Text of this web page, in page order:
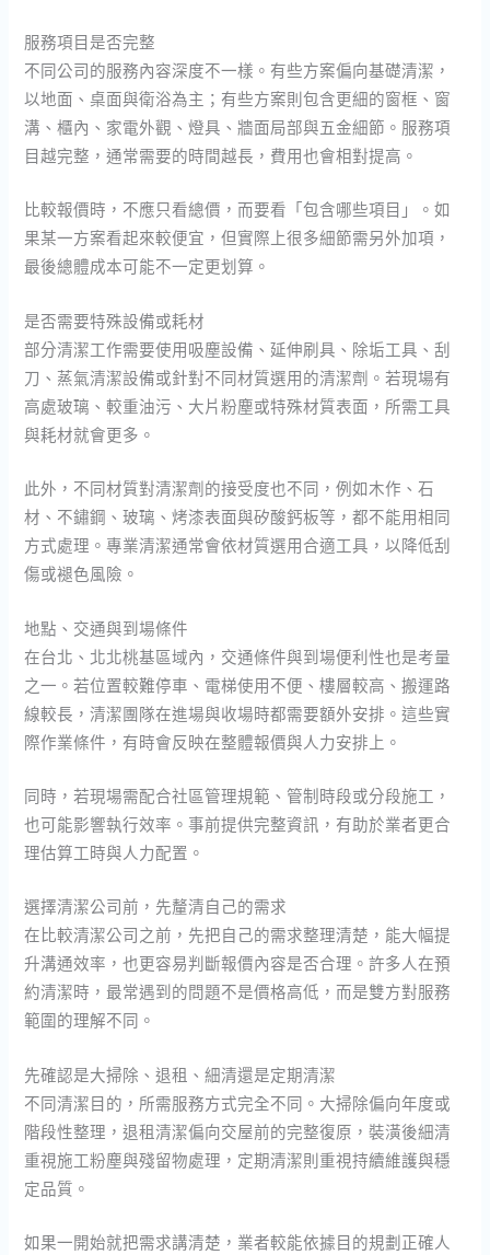
服務項目是否完整
不同公司的服務內容深度不一樣。有些方案偏向基礎清潔，
以地面、桌面與衛浴為主；有些方案則包含更細的窗框、窗
溝、櫃內、家電外觀、燈具、牆面局部與五金細節。服務項
目越完整，通常需要的時間越長，費用也會相對提高。
比較報價時，不應只看總價，而要看「包含哪些項目」。如
果某一方案看起來較便宜，但實際上很多細節需另外加項，
最後總體成本可能不一定更划算。
是否需要特殊設備或耗材
部分清潔工作需要使用吸塵設備、延伸刷具、除垢工具、刮
刀、蒸氣清潔設備或針對不同材質選用的清潔劑。若現場有
高處玻璃、較重油污、大片粉塵或特殊材質表面，所需工具
與耗材就會更多。
此外，不同材質對清潔劑的接受度也不同，例如木作、石
材、不鏽鋼、玻璃、烤漆表面與矽酸鈣板等，都不能用相同
方式處理。專業清潔通常會依材質選用合適工具，以降低刮
傷或褪色風險。
地點、交通與到場條件
在台北、北北桃基區域內，交通條件與到場便利性也是考量
之一。若位置較難停車、電梯使用不便、樓層較高、搬運路
線較長，清潔團隊在進場與收場時都需要額外安排。這些實
際作業條件，有時會反映在整體報價與人力安排上。
同時，若現場需配合社區管理規範、管制時段或分段施工，
也可能影響執行效率。事前提供完整資訊，有助於業者更合
理估算工時與人力配置。
選擇清潔公司前，先釐清自己的需求
在比較清潔公司之前，先把自己的需求整理清楚，能大幅提
升溝通效率，也更容易判斷報價內容是否合理。許多人在預
約清潔時，最常遇到的問題不是價格高低，而是雙方對服務
範圍的理解不同。
先確認是大掃除、退租、細清還是定期清潔
不同清潔目的，所需服務方式完全不同。大掃除偏向年度或
階段性整理，退租清潔偏向交屋前的完整復原，裝潢後細清
重視施工粉塵與殘留物處理，定期清潔則重視持續維護與穩
定品質。
如果一開始就把需求講清楚，業者較能依據目的規劃正確人